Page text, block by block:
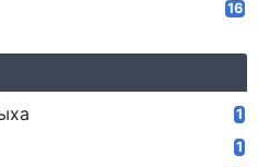
16
1
1